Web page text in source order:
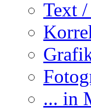
Text
... in